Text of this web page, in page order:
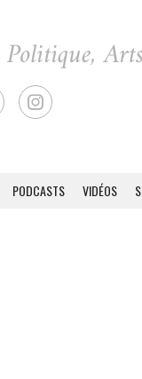
PODCASTS VIDÉOS